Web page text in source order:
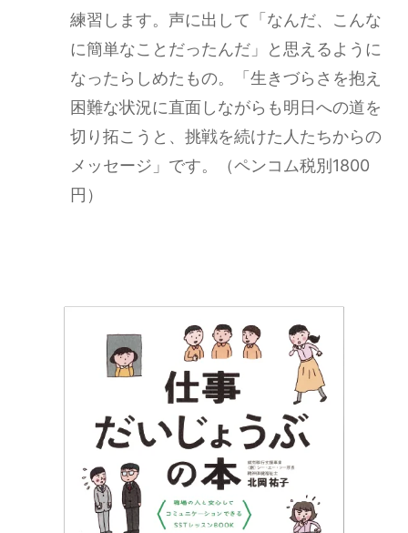
練習します。声に出して「なんだ、こんな
に簡単なことだったんだ」と思えるように
なったらしめたもの。「生きづらさを抱え
困難な状況に直面しながらも明日への道を
切り拓こうと、挑戦を続けた人たちからの
メッセージ」です。（ペンコム税別1800
円）